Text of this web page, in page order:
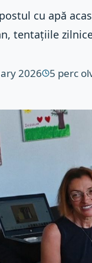
cu apă
tentațiile
2026 5 perc